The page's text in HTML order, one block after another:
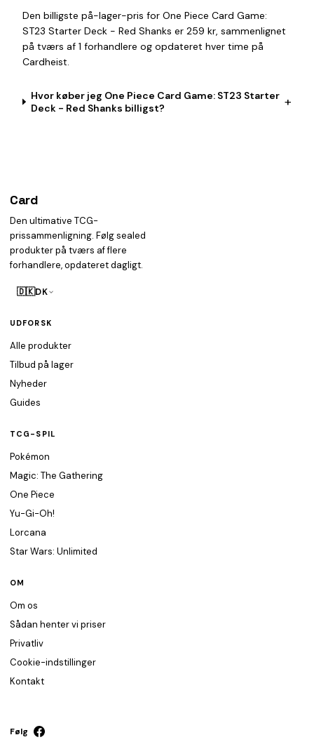
Den billigste på-lager-pris for One Piece Card Game:
ST23 Starter Deck - Red Shanks er 259 kr, sammenlignet
på tværs af 1 forhandlere og opdateret hver time på
Cardheist.
Hvor køber jeg One Piece Card Game: ST23 Starter
Deck - Red Shanks billigst?
+
Card
Den ultimative TCG-
prissammenligning. Følg sealed
produkter på tværs af flere
forhandlere, opdateret dagligt.
🇩🇰DK
UDFORSK
Alle produkter
Tilbud på lager
Nyheder
Guides
TCG-SPIL
Pokémon
Magic: The Gathering
One Piece
Yu-Gi-Oh!
Lorcana
Star Wars: Unlimited
OM
Om os
Sådan henter vi priser
Privatliv
Cookie-indstillinger
Kontakt
Følg